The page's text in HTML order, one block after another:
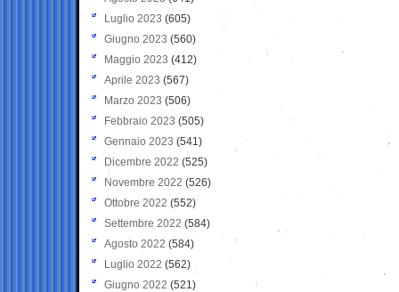
Luglio 2023 (605)
Giugno 2023 (560)
Maggio 2023 (412)
Aprile 2023 (567)
Marzo 2023 (506)
Febbraio 2023 (505)
Gennaio 2023 (541)
Dicembre 2022 (525)
Novembre 2022 (526)
Ottobre 2022 (552)
Settembre 2022 (584)
Agosto 2022 (584)
Luglio 2022 (562)
Giugno 2022 (521)